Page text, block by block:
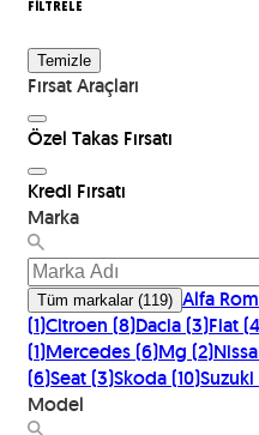
FİLTRELE
Temizle
Fırsat Araçları
Özel Takas Fırsatı
Kredi Fırsatı
Marka
Tüm markalar(119) Alfa
(1)Citroen (8)Dacia(3)Fiat(4
(1)Mercedes(6)Mg (2)
(6)Seat(3)Skoda(10)Suzuki
Model